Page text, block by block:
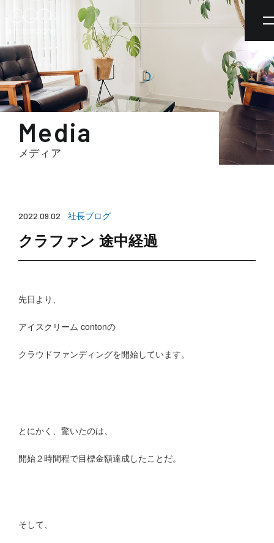
Media
メディア
2022.09.02 社長ブログ
クラファン 途中経過
先日より、
アイスクリーム contonの
クラウドファンディングを開始しています。
とにかく、驚いたのは、
開始２時間程で目標金額達成したことだ。
そして、